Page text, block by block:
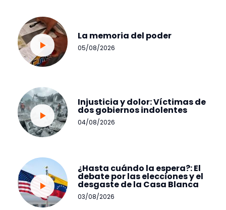
La memoria del poder
05/08/2026
Injusticia y dolor: Víctimas de
dos gobiernos indolentes
04/08/2026
¿Hasta cuándo la espera?: El
debate por las elecciones y el
desgaste de la Casa Blanca
03/08/2026